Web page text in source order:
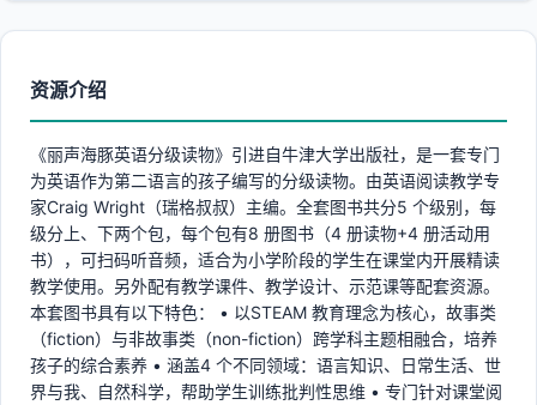
资源介绍
《丽声海豚英语分级读物》引进自牛津大学出版社，是一套专门
为英语作为第二语言的孩子编写的分级读物。由英语阅读教学专
家Craig Wright（瑞格叔叔）主编。全套图书共分5 个级别，每
级分上、下两个包，每个包有8 册图书（4 册读物+4 册活动用
书），可扫码听音频，适合为小学阶段的学生在课堂内开展精读
教学使用。另外配有教学课件、教学设计、示范课等配套资源。
本套图书具有以下特色： • 以STEAM 教育理念为核心，故事类
（fiction）与非故事类（non-fiction）跨学科主题相融合，培养
孩子的综合素养 • 涵盖4 个不同领域：语言知识、日常生活、世
界与我、自然科学，帮助学生训练批判性思维 • 专门针对课堂阅